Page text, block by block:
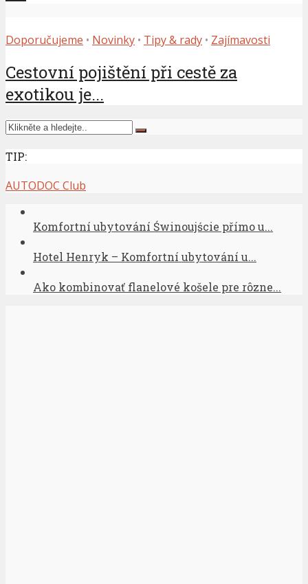
Doporučujeme • Novinky • Tipy & rady • Zajímavosti
Cestovní pojištění při cestě za
exotikou je...
TIP:
AUTODOC Club
Komfortní ubytování Świnoujście přímo u...
Hotel Henryk – Komfortní ubytování u...
Ako kombinovať flanelové košele pre rôzne...